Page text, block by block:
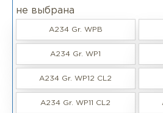
не выбрана
A234 Gr. WPB
A234 Gr. WP1
A234 Gr. WP12 CL2
A234 Gr. WP11 CL2